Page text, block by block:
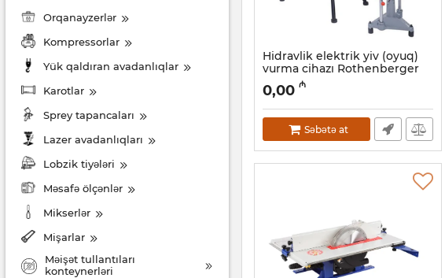
Orqanayzerlər
Kompressorlar
Yük qaldıran avadanlıqlar
Karotlar
Sprey tapancaları
Lazer avadanlıqları
Lobzik tiyələri
Məsafə ölçənlər
Mikserlər
Mişarlar
Məişət tullantıları
konteynerləri
Hidravlik elektrik yiv (oyuq)
vurma cihazı Rothenberger
Rogroover 2-12, 1000000087
Artikul:
0,00 ₼
Səbətə at